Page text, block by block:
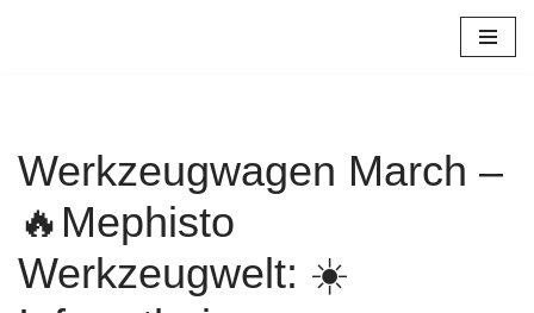
Werkzeugwagen March –
🔥Mephisto
Werkzeugwelt: ☀️